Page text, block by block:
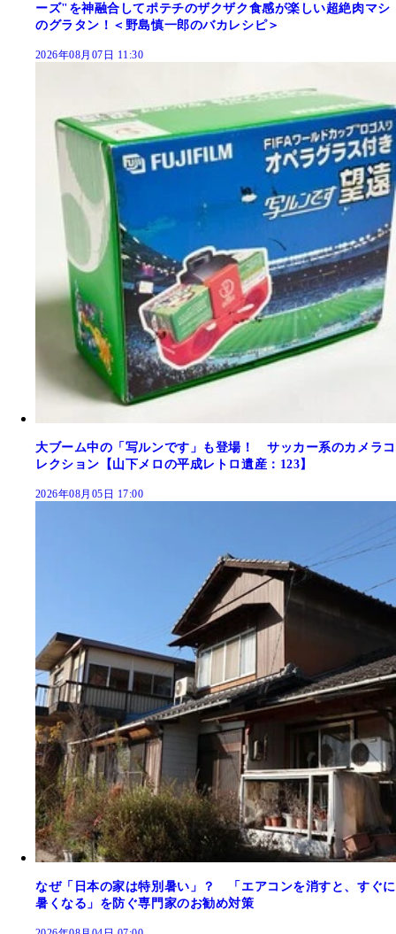
ーズ"を神融合してポテチのザクザク食感が楽しい超絶肉マシ
のグラタン！＜野島慎一郎のバカレシピ＞
2026年08月07日 11:30
大ブーム中の「写ルンです」も登場！ サッカー系のカメラコ
レクション【山下メロの平成レトロ遺産：123】
2026年08月05日 17:00
なぜ「日本の家は特別暑い」？ 「エアコンを消すと、すぐに
暑くなる」を防ぐ専門家のお勧め対策